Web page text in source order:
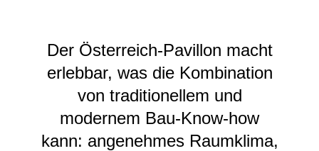
Ungarn (HU)
Vereinigte Arabische Emirate(AE)
Weißrussland(BY)
Ägypten(EG)
Österreich(AT)
Der Österreich-Pavillon macht
erlebbar, was die Kombination
von traditionellem und
modernem Bau-Know-how
kann: angenehmes Raumklima,